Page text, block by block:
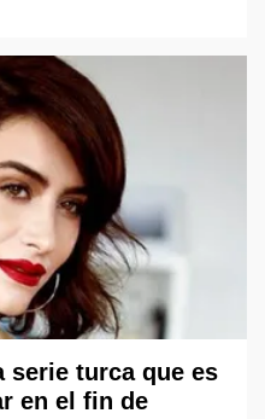
serie turca que es
en el fin de